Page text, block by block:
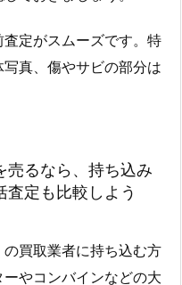
定がスムーズです。特
真、傷やサビの部分は
売るなら、持ち込み
査定も比較しよう
買取業者に持ち込む方
やコンバインなどの大